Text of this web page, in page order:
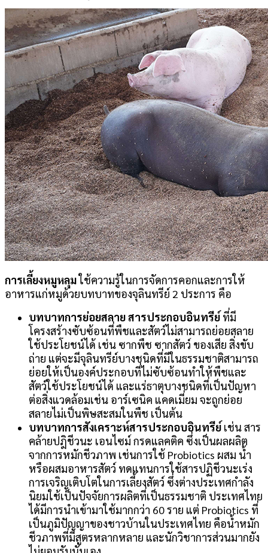
การเลี้ยงหมูหลุมใช้ความรู้ในการจัดการคอกและการให้
อาหารแก่หมูด้วยบทบาทของจุลินทรีย์ 2 ประการ คือ
บทบาทการย่อยสลาย สารประกอบอินทรีย์ ที่มี
โครงสร้างซับซ้อนที่พืชและสัตว์ไม่สามารถย่อยสลาย
ใช้ประโยชน์ได้ เช่น ซากพืช ซากสัตว์ ของเสีย สิ่งขับ
ถ่าย แต่จะมีจุลินทรีย์บางชนิดที่มีในธรรมชาติสามารถ
ย่อยให้เป็นองค์ประกอบที่ไม่ซับซ้อนทำให้พืชและ
สัตว์ใช้ประโยชน์ได้ และแร่ธาตุบางชนิดที่เป็นปัญหา
ต่อสิ่งแวดล้อมเช่น อาร์เซนิค แคดเมี่ยม จะถูกย่อย
สลายไม่เป็นพิษสะสมในพืช เป็นต้น
บทบาทการสังเคราะห์สารประกอบอินทรีย์ เช่น สาร
คล้ายปฎิชีวนะ เอนไซม์ กรดแลคติค ซึ่งเป็นผลผลิต
จากการหมักชีวภาพ เช่นการใช้ Probiotics ผสม น้ำ
หรือผสมอาหารสัตว์ ทดแทนการใช้สารปฏิชีวนะเร่ง
การเจริญเติบโตในการเลี้ยงสัตว์ ซึ่งต่างประเทศกำลัง
นิยมใช้เป็นปัจจัยการผลิตที่เป็นธรรมชาติ ประเทศไทย
ได้มีการนำเข้ามาใช้มากกว่า 60 ราย แต่ Probiotics ที่
เป็นภูมิปัญญาของชาวบ้านในประเทศไทย คือน้ำหมัก
ชีวภาพที่มีสูตรหลากหลาย และนักวิชาการส่วนมากยัง